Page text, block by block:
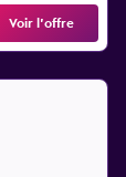
Voir l’offre